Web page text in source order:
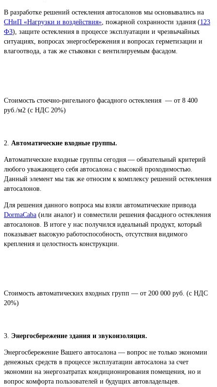
В разработке решений остекления автосалонов мы основывались на
СНиП «Нагрузки и воздействия» , пожарной сохранности здания (123
ФЗ), защите остекления в процессе эксплуатации и чрезвычайных
ситуациях, вопросах энергосбережения и вопросах герметизации и
влагоотвода, а так же стыковки с вентилируемым фасадом.
Стоимость стоечно-ригельного фасадного остекления — от 8 400
руб./м2 (с НДС 20%)
2. Автоматические входные группы.
Автоматические входные группы сегодня — обязательный критерий
любого уважающего себя автосалона с высокой проходимостью.
Данный элемент мы так же относим к комплексу решений остекления
автосалонов.
Для решения данного вопроса мы взяли автоматические привода
DormaCaba (или аналог) и совместили решения фасадного остекления
автосалонов. В итоге у нас получился идеальный продукт, который
показывает высокую работоспособность, отсутствия видимого
крепления и целостность конструкции.
Стоимость автоматических входных групп — от 200 000 руб. (с НДС
20%)
3. Энергосбережение здания и звукоизоляция.
Энергосбережение Вашего автосалона — вопрос не только экономии
денежных средств в процессе эксплуатации автосалона за счет
экономии на энергозатратах кондиционирования помещения, но и
вопрос комфорта пользователей и будущих автовладельцев.